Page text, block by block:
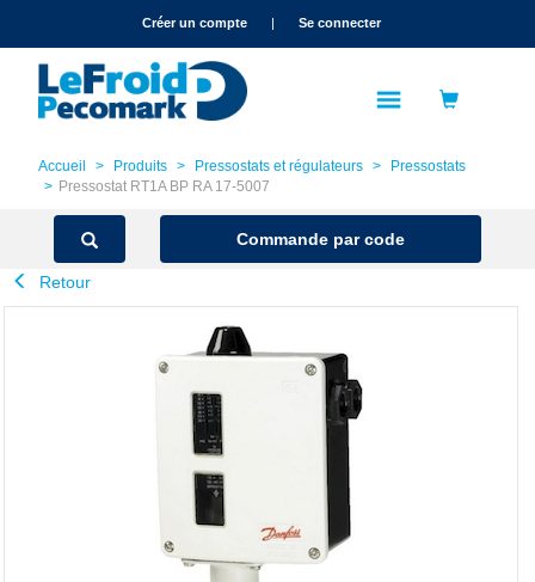
text.skipToNavigationCréer un compte | Se connecter
Accueil Produits Pressostats et régulateurs
Pressostats
Pressostat RT1A BP RA 17-5007
Commande par code
Retour